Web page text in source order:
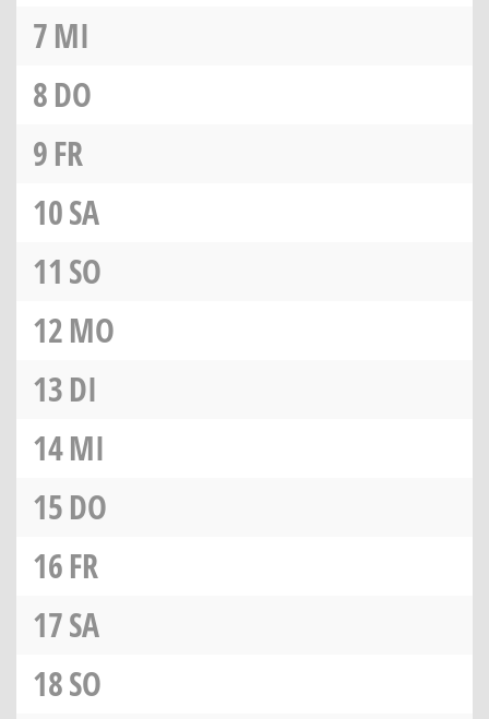
7MI
8DO
9FR
10SA
11 SO
12MO
13DI
14MI
15DO
16FR
17SA
18SO